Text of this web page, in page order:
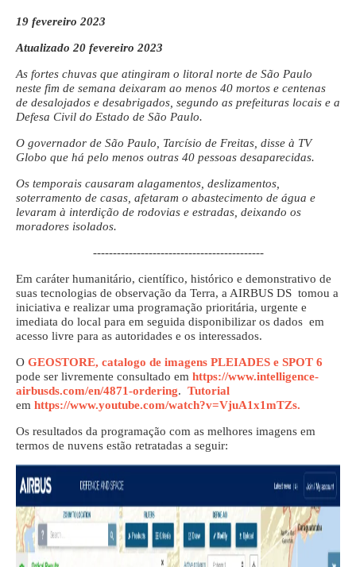
19 fevereiro 2023
Atualizado 20 fevereiro 2023
As fortes chuvas que atingiram o litoral norte de São Paulo
neste fim de semana deixaram ao menos 40 mortos e centenas
de desalojados e desabrigados, segundo as prefeituras locais e a
Defesa Civil do Estado de São Paulo.
O governador de São Paulo, Tarcísio de Freitas, disse à TV
Globo que há pelo menos outras 40 pessoas desaparecidas.
Os temporais causaram alagamentos, deslizamentos,
soterramento de casas, afetaram o abastecimento de água e
levaram à interdição de rodovias e estradas, deixando os
moradores isolados.
-------------------------------------------
Em caráter humanitário, científico, histórico e demonstrativo de
suas tecnologias de observação da Terra, a AIRBUS DS tomou a
iniciativa e realizar uma programação prioritária, urgente e
imediata do local para em seguida disponibilizar os dados em
acesso livre para as autoridades e os interessados.
O GEOSTORE, catalogo de imagens PLEIADES e SPOT 6
pode ser livremente consultado em https://www.intelligence-
airbusds.com/en/4871-ordering. Tutorial
em https://www.youtube.com/watch?v=VjuA1x1mTZs.
Os resultados da programação com as melhores imagens em
termos de nuvens estão retratadas a seguir: